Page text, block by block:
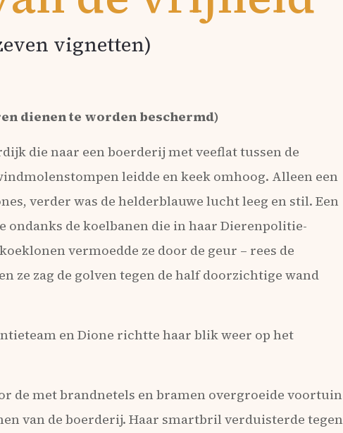
vignetten)
dienen te worden beschermd)
die naar een boerderij met veeflat tussen de
leidde en keek omhoog. Alleen een
verder was de helderblauwe lucht leeg en stil. Een
ondanks de koelbanen die in haar Dierenpolitie-
vermoedde ze door de geur – rees de
ze zag de golven tegen de half doorzichtige wand
en Dione richtte haar blik weer op het
de met brandnetels en bramen overgroeide voortuin
van de boerderij. Haar smartbril verduisterde tegen